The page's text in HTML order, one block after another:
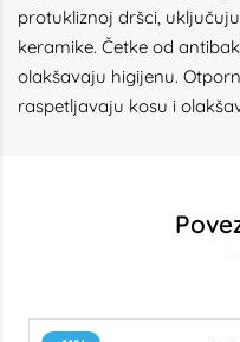
protukliznoj dršci,
keramike. Četke od
olakšavaju higijenu.
raspetljavaju kosu i